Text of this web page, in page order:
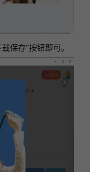
保存”按钮即可。